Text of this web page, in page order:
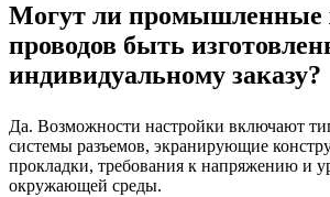
Могут ли промышленные
проводов быть
индивидуальному заказу?
Да. Возможности настройки включают
системы разъемов, экранирующие
прокладки, требования к напряжению и
окружающей среды.